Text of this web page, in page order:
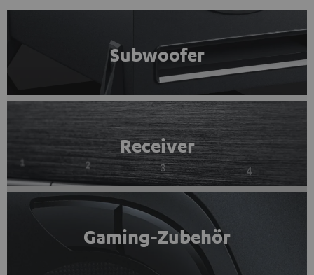
Subwoofer
Receiver
Gaming-Zubehör